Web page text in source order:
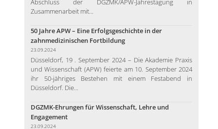
Abschluss der DGZMK/APW-Jahrestagung in
Zusammenarbeit mit...
50 Jahre APW – Eine Erfolgsgeschichte in der
zahnmedizinischen Fortbildung
23.09.2024
Düsseldorf, 19 . September 2024 – Die Akademie Praxis
und Wissenschaft (APW) feierte am 10. September 2024
ihr 50-jähriges Bestehen mit einem Festabend in
Düsseldorf. Die...
DGZMK-Ehrungen für Wissenschaft, Lehre und
Engagement
23.09.2024